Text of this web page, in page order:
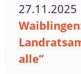
27.11.2025
alle“